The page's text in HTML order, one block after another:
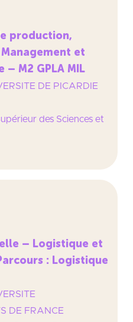
production,
et
M2 GPLA MIL
DE PICARDIE
des Sciences et
– Logistique et
: Logistique
DE FRANCE